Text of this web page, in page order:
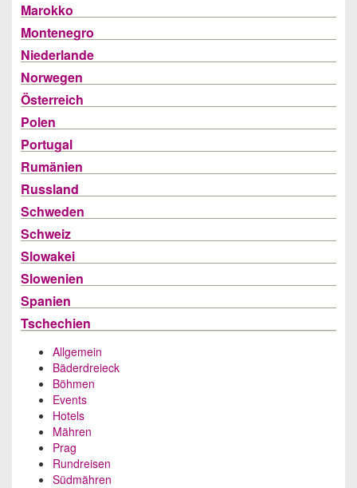
Marokko
Montenegro
Niederlande
Norwegen
Österreich
Polen
Portugal
Rumänien
Russland
Schweden
Schweiz
Slowakei
Slowenien
Spanien
Tschechien
Allgemein
Bäderdreieck
Böhmen
Events
Hotels
Mähren
Prag
Rundreisen
Südmähren